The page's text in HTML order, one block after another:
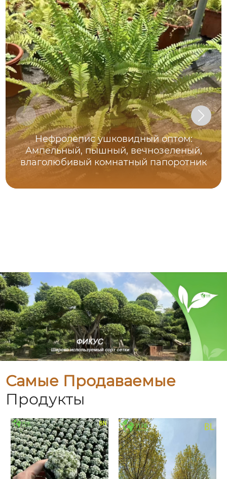
Нефролепис ушковидный оптом:
Ампельный, пышный, вечнозеленый,
влаголюбивый комнатный папоротник
Самые Продаваемые
Продукты